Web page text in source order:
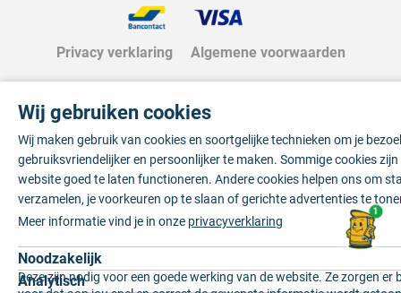
Privacy verklaring Algemene voorwaarden
Wij gebruiken cookies
Wij maken gebruik van cookies en soortgelijke technieken om je
gebruiksvriendelijker en persoonlijker te maken. Sommige cookies
website goed te laten functioneren. Andere cookies helpen ons om
verzamelen, je voorkeuren op te slaan of gerichte advertenties te
Meer informatie vind je in onze privacyverklaring
Noodzakelijk
Deze zijn nodig voor een goede werking van de website. Ze zorgen er
Analytisch
1